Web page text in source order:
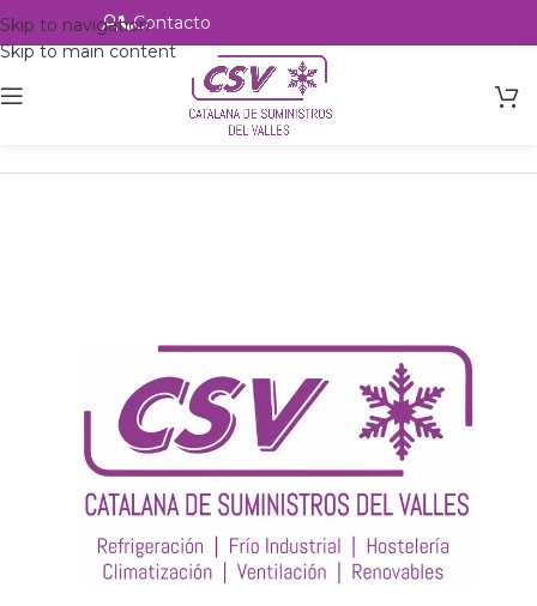
Skip to navigation
Skip to main content
Contacto
csvalles